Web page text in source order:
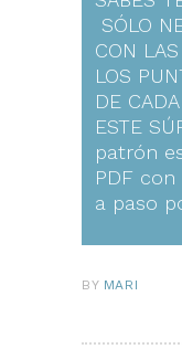
SÓLO
CON
LOS
DE
ESTE
patrón
PDF
a paso
BY MARI